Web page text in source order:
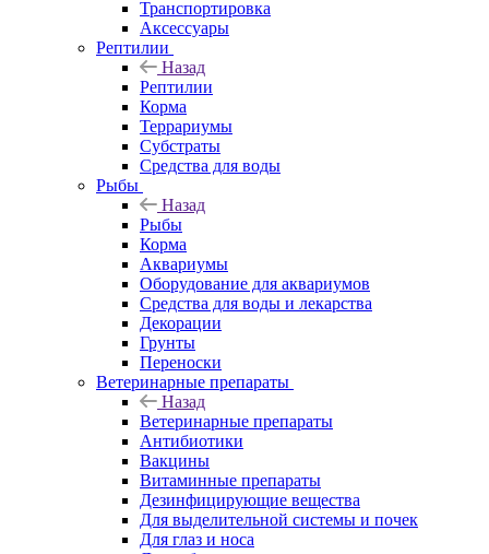
Транспортировка
Аксессуары
Рептилии
Назад
Рептилии
Корма
Террариумы
Субстраты
Средства для воды
Рыбы
Назад
Рыбы
Корма
Аквариумы
Оборудование для аквариумов
Средства для воды и лекарства
Декорации
Грунты
Переноски
Ветеринарные препараты
Назад
Ветеринарные препараты
Антибиотики
Вакцины
Витаминные препараты
Дезинфицирующие вещества
Для выделительной системы и почек
Для глаз и носа